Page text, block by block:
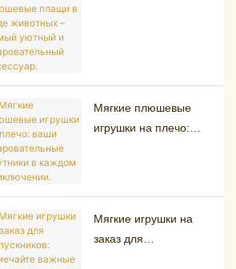
очаровательный
аксессуар.
Мягкие плюшевые
игрушки на плечо:
Мягкие игрушки на
заказ для